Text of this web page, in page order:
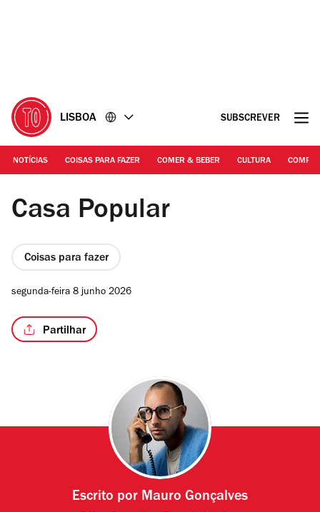
LISBOA SUBSCREVER
NOTÍCIAS COISAS PARA FAZER COMER & BEBER CULTURA
DR | Bateu Matou
Casa Popular
Coisas para fazer
segunda-feira 8 junho 2026
Partilhar
Escrito por Mauro Gonçalves